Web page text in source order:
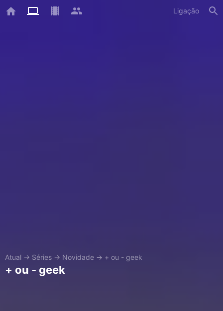
Ligação
Atual → Séries → Novidade → + ou - geek
+ ou - geek